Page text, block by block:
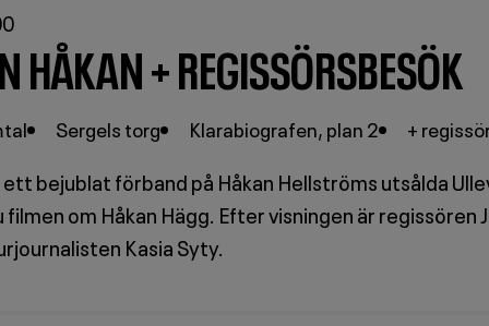
HÅKAN + REGISSÖRSBESÖK
Sergels torg Klarabiografen, plan 2 +
bejublat förband på Håkan Hellströms utsålda
om Håkan Hägg. Efter visningen är regissören
Kasia Syty.